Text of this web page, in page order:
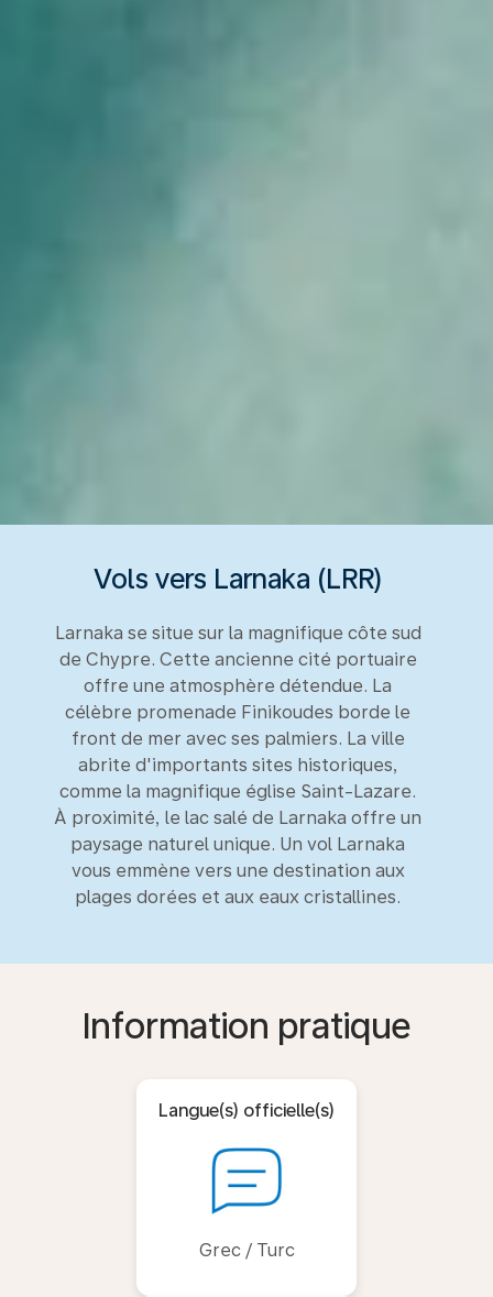
Vols vers Larnaka (LRR)
Larnaka se situe sur la magnifique côte sud
de Chypre. Cette ancienne cité portuaire
offre une atmosphère détendue. La
célèbre promenade Finikoudes borde le
front de mer avec ses palmiers. La ville
abrite d'importants sites historiques,
comme la magnifique église Saint-Lazare.
À proximité, le lac salé de Larnaka offre un
paysage naturel unique. Un vol Larnaka
vous emmène vers une destination aux
plages dorées et aux eaux cristallines.
Information pratique
Langue(s) officielle(s)
Grec / Turc